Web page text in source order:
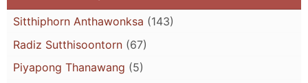
Sitthiphorn Anthawonksa (143)
Radiz Sutthisoontorn (67)
Piyapong Thanawang (5)